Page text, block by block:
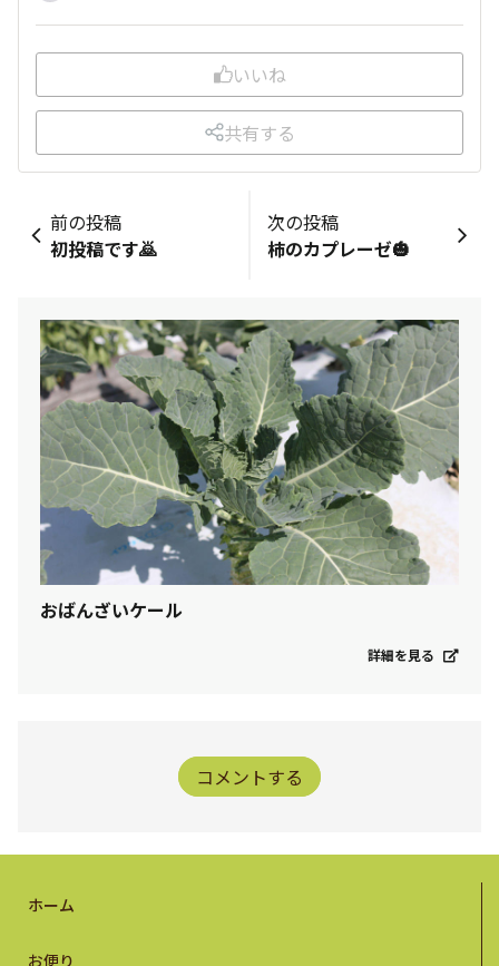
いいね
共有する
おばんざいケール
詳細を見る
前の投稿
初投稿です🙇
次の投稿
柿のカプレーゼ🎃
コメントする
ホーム
お便り